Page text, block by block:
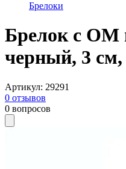
Брелоки
Брелок с ОМ
черный, 3 см,
Артикул: 29291
0 отзывов
0 вопросов